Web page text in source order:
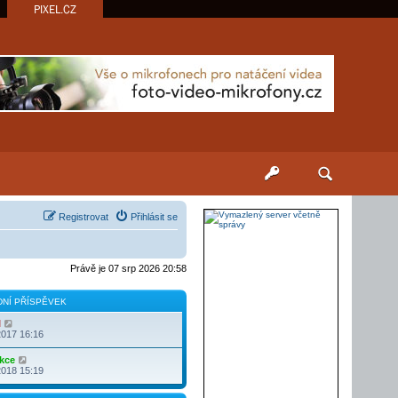
PIXEL.CZ
Přihlásit se
Registrovat
Právě je 07 srp 2026 20:58
PŘÍSPĚVEK
o
a
z
i
16:16
o
r
15:19